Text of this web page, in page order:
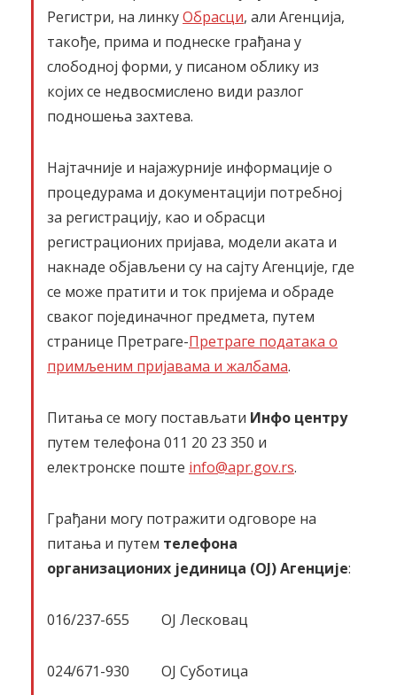
Регистри, на линкуОбрасци, али Агенција,
такође, прима и поднеске грађана у
слободној форми, у писаном облику из
којих се недвосмислено види разлог
подношења захтева.
Најтачније и најажурније информације о
процедурама и документацији потребној
за регистрацију, као и обрасци
регистрационих пријава, модели аката и
накнаде објављени су на сајту Агенције, где
се може пратити и ток пријема и обраде
сваког појединачног предмета, путем
странице Претраге-Претраге података о
примљеним пријавама и жалбама.
Питања се могу постављати Инфо центру
путем телефона 011 20 23 350 и
електронске поште info@apr.gov.rs.
Грађани могу потражити одговоре на
питања и путем телефона
организационих јединица (ОЈ) Агенције:
016/237-655 ОЈ Лесковац
024/671-930 ОЈ Суботица